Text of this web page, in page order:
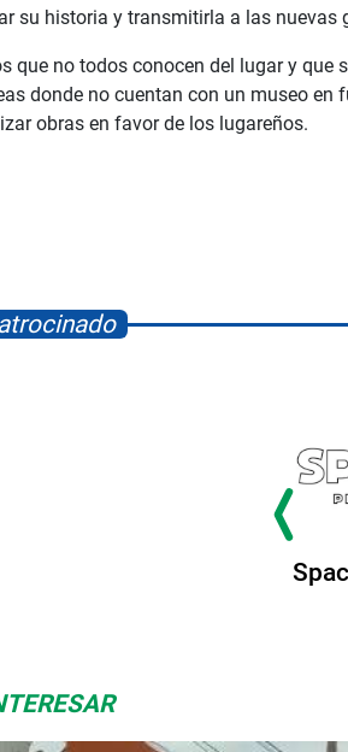
su historia y transmitirla a las nuevas
que no todos conocen del lugar y que
donde no cuentan con un museo
obras en favor de los lugareños.